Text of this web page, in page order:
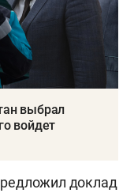
выбрал
войдет
доклад